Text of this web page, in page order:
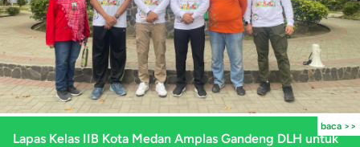
Lapas Kelas IIB Kota Medan Amplas Gandeng DLH untuk
baca >>